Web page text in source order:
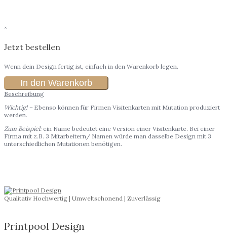
×
Jetzt bestellen
Wenn dein Design fertig ist, einfach in den Warenkorb legen.
In den Warenkorb
Beschreibung
Wichtig! – Ebenso können für Firmen Visitenkarten mit Mutation produziert
werden.
Zum Beispiel:ein Name bedeutet eine Version einer Visitenkarte. Bei einer
Firma mit z.B. 3 Mitarbeitern/ Namen würde man dasselbe Design mit 3
unterschiedlichen Mutationen benötigen.
Qualitativ Hochwertig | Umweltschonend | Zuverlässig
Printpool Design